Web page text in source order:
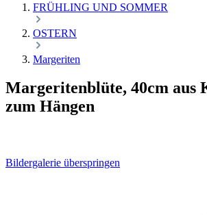
FRÜHLING UND SOMMER
OSTERN
Margeriten
Margeritenblüte, 40cm aus
zum Hängen
Bildergalerie überspringen